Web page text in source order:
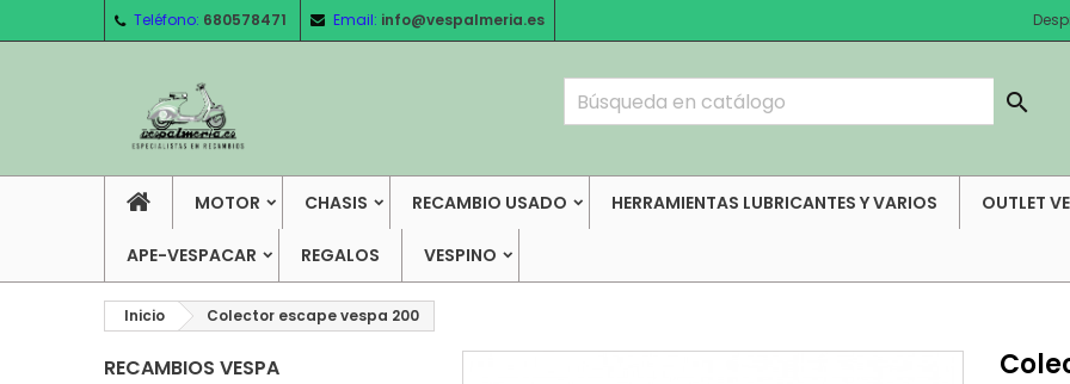
Teléfono: 680578471 Email: info@vespalmeria.es

MOTOR CHASIS RECAMBIO USADO HERRAMIENTAS LUBRICANTES Y VARIOS OUTLET
APE-VESPACAR REGALOS VESPINO
Inicio Colector escape vespa 200
RECAMBIOS VESPA